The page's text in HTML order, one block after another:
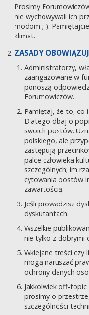
Prosimy
nie wychowywali ich
modom ;-).
klimat.
ZASADY
Administratorzy,
zaangażowane w
ponoszą
Forumowiczów.
Pamiętaj, że to, co
Dlatego dbaj o
swoich postów.
polskiego, ale
zastępują
palce człowieka
szczególnych; im
cytowania postów
zawartością.
Jeśli prowadzisz
dyskutantach.
Wszelkie
nie tylko z dobrymi
Wklejane treści czy
mogą naruszać
ochrony danych
Jakkolwiek off-
prosimy o
szczególności